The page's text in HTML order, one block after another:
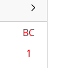
ВС
1